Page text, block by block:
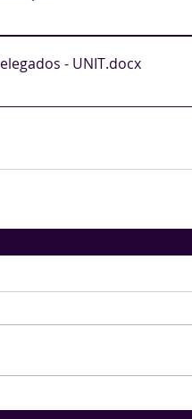
- UNIT.docx